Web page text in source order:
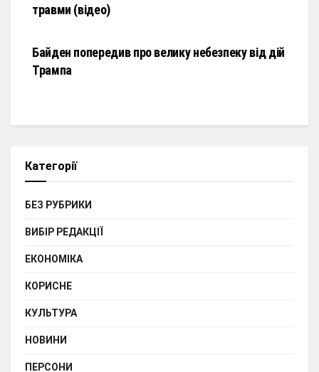
травми (відео)
Байден попередив про велику небезпеку від дій
Трампа
Категорії
БЕЗ РУБРИКИ
ВИБІР РЕДАКЦІЇ
ЕКОНОМІКА
КОРИСНЕ
КУЛЬТУРА
НОВИНИ
ПЕРСОНИ